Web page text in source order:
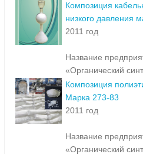
Композиция
низкого давления
2011 год
Название
«Органический
Композиция
Марка 273-83
2011 год
Название
«Органический